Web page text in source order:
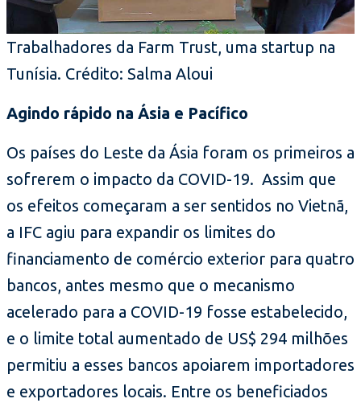
Trabalhadores da Farm Trust, uma startup na
Tunísia. Crédito: Salma Aloui
Agindo rápido na Ásia e Pacífico
Os países do Leste da Ásia foram os primeiros a
sofrerem o impacto da COVID-19. Assim que
os efeitos começaram a ser sentidos no Vietnã,
a IFC agiu para expandir os limites do
financiamento de comércio exterior para quatro
bancos, antes mesmo que o mecanismo
acelerado para a COVID-19 fosse estabelecido,
e o limite total aumentado de US$ 294 milhões
permitiu a esses bancos apoiarem importadores
e exportadores locais. Entre os beneficiados